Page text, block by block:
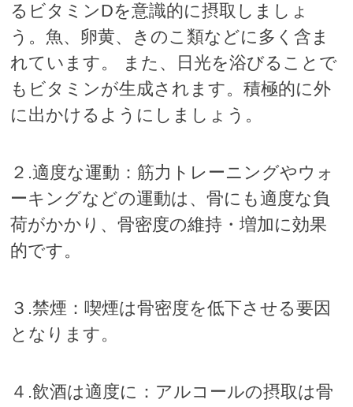
るビタミンDを意識的に摂取しましょ
う。魚、卵黄、きのこ類などに多く含ま
れています。 また、日光を浴びることで
もビタミンが生成されます。積極的に外
に出かけるようにしましょう。
２.適度な運動：筋力トレーニングやウォ
ーキングなどの運動は、骨にも適度な負
荷がかかり、骨密度の維持・増加に効果
的です。
３.禁煙：喫煙は骨密度を低下させる要因
となります。
４.飲酒は適度に：アルコールの摂取は骨